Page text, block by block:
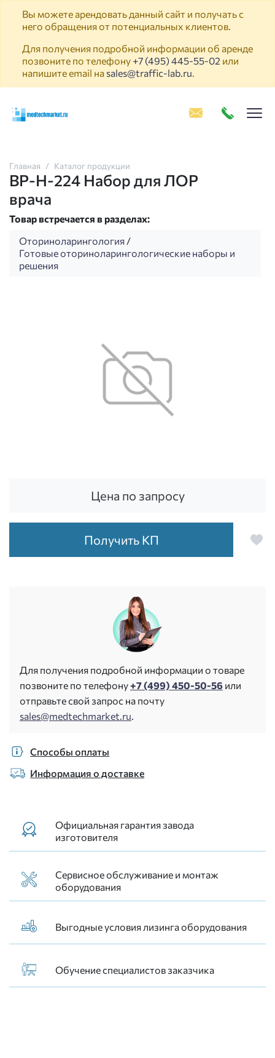
Вы можете арендовать данный сайт и получать с
него обращения от потенциальных клиентов.
Для получения подробной информации об аренде
позвоните по телефону +7 (495) 445-55-02 или
напишите email на sales@traffic-lab.ru.
Главная Каталог продукции
ВР-Н-224 Набор для ЛОР
врача
Товар встречается в разделах:
Оториноларингология /
Готовые оториноларингологические наборы и
решения
Цена по запросу
Получить КП
Для получения подробной информации о товаре
позвоните по телефону+7 (499) 450-50-56 или
отправьте свой запрос на почту
sales@medtechmarket.ru.
Способы оплаты
Информация о доставке
Официальная гарантия завода
изготовителя
Сервисное обслуживание и монтаж
оборудования
Выгодные условия лизинга оборудования
Обучение специалистов заказчика